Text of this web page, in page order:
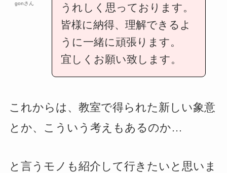
gonさん
うれしく思っております。
皆様に納得、理解できるよ
うに一緒に頑張ります。
宜しくお願い致します。
これからは、教室で得られた新しい象意
とか、こういう考えもあるのか…
と言うモノも紹介して行きたいと思いま